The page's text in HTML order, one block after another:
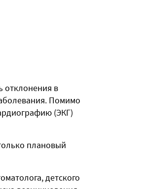
отклонения в
Помимо
(ЭКГ)
плановый
детского